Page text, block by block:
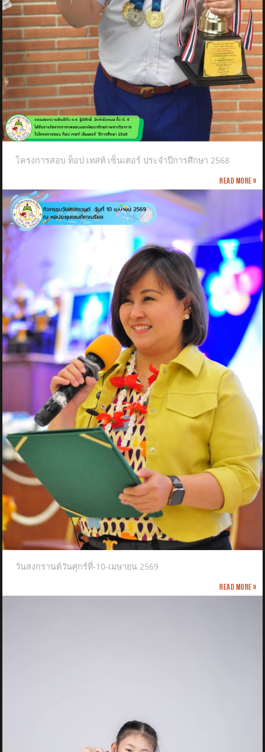
โครงการสอบ ท็อป เทสท์ เซ็นเตอร์ ประจำปีการศึกษา 2568
Read more »
วันสงกรานต์วันศุกร์ที่-10-เมษายน 2569
Read more »